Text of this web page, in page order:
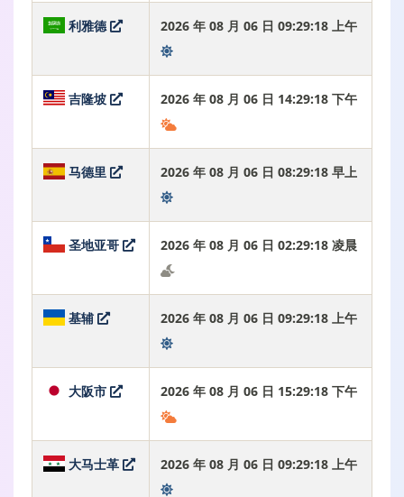
利雅德 2026 年 08 月 06 日 09:29:19 上午
吉隆坡 2026 年 08 月 06 日 14:29:19 下午
马德里 2026 年 08 月 06 日 08:29:19 早上
圣地亚哥 2026 年 08 月 06 日 02:29:19 凌晨
基辅 2026 年 08 月 06 日 09:29:19 上午
大阪市 2026 年 08 月 06 日 15:29:19 下午
大马士革 2026 年 08 月 06 日 09:29:19 上午